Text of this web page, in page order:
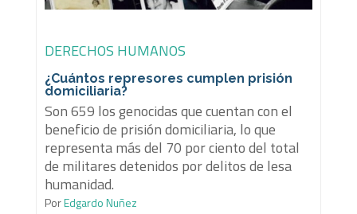
DERECHOS HUMANOS
¿Cuántos represores cumplen prisión
domiciliaria?
Son 659 los genocidas que cuentan con el
beneficio de prisión domiciliaria, lo que
representa más del 70 por ciento del total
de militares detenidos por delitos de lesa
humanidad.
PorEdgardo Nuñez